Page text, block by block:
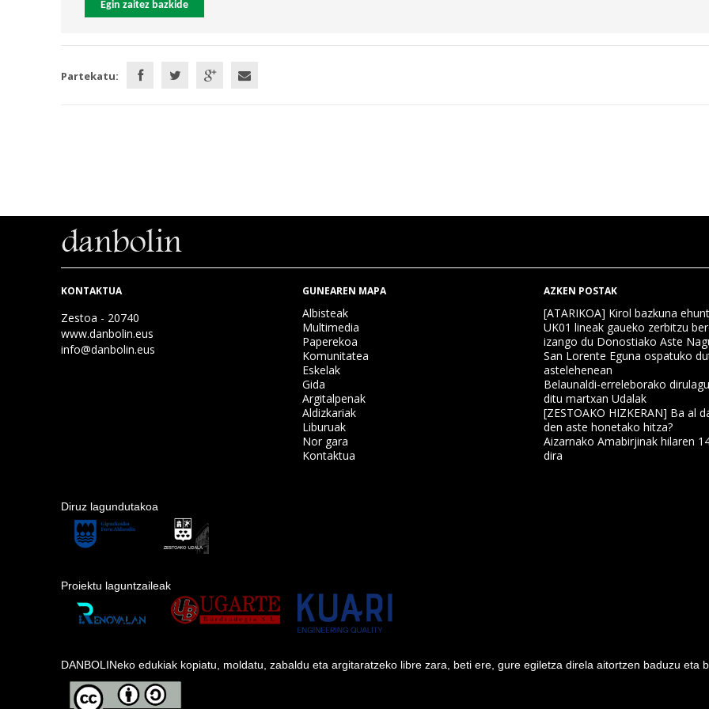
Egin zaitez bazkide
Partekatu:
KONTAKTUA
Zestoa - 20740
www.danbolin.eus
info@danbolin.eus
GUNEAREN MAPA
Albisteak
Multimedia
Paperekoa
Komunitatea
Eskelak
Gida
Argitalpenak
Aldizkariak
Liburuak
Nor gara
Kontaktua
AZKEN POSTAK
[ATARIKOA] Kirol bazkuna
UK01 lineak gaueko zerbitzu
izango du Donostiako Aste
San Lorente Eguna ospatuko
astelehenean
Belaunaldi-erreleborako
ditu martxan Udalak
[ZESTOAKO HIZKERAN] Ba al
den aste honetako hitza?
Aizarnako Amabirjinak hilaren
dira
Diruz lagundutakoa
Proiektu laguntzaileak
DANBOLINeko edukiak kopiatu, moldatu, zabaldu eta argitaratzeko libre zara, beti ere, gure egiletza direla aitortzen baduzu eta